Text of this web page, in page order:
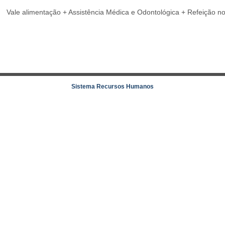
Vale alimentação + Assistência Médica e Odontológica + Refeição
Sistema Recursos Humanos